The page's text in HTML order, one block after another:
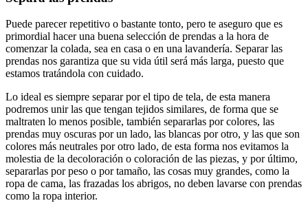
Puede parecer repetitivo o bastante tonto, pero te aseguro que es
primordial hacer una buena selección de prendas a la hora de
comenzar la colada, sea en casa o en una lavandería. Separar las
prendas nos garantiza que su vida útil será más larga, puesto que
estamos tratándola con cuidado.
Lo ideal es siempre separar por el tipo de tela, de esta manera
podremos unir las que tengan tejidos similares, de forma que se
maltraten lo menos posible, también separarlas por colores, las
prendas muy oscuras por un lado, las blancas por otro, y las que son
colores más neutrales por otro lado, de esta forma nos evitamos la
molestia de la decoloración o coloración de las piezas, y por último,
separarlas por peso o por tamaño, las cosas muy grandes, como la
ropa de cama, las frazadas los abrigos, no deben lavarse con prendas
como la ropa interior.